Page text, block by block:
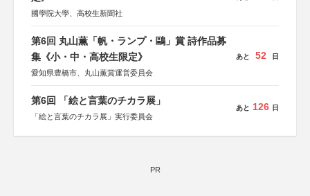
國學院大學、高校生新聞社
第6回 丸山薫「帆・ランプ・鷗」賞 詩作品募
集《小・中・高校生限定》
愛知県豊橋市、丸山薫賞運営委員会
あと 52 日
第6回 「絵と言葉のチカラ展」
「絵と言葉のチカラ展」実行委員会
あと 126 日
PR